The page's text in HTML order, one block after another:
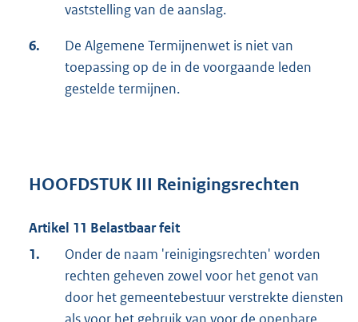
vaststelling van de aanslag.
6.
De Algemene Termijnenwet is niet van
toepassing op de in de voorgaande leden
gestelde termijnen.
HOOFDSTUK III Reinigingsrechten
Artikel 11 Belastbaar feit
1.
Onder de naam 'reinigingsrechten' worden
rechten geheven zowel voor het genot van
door het gemeentebestuur verstrekte diensten